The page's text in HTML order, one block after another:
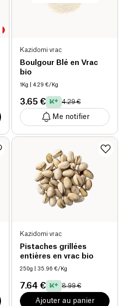
Kazidomi vrac
Boulgour Blé en Vrac
bio
1Kg | 4.29 €/Kg
3.65 € 4.29 €
Me notifier
Kazidomi vrac
Pistaches grillées
entières en vrac bio
250g | 35.96 €/Kg
7.64 € 8.99 €
Ajouter au panier